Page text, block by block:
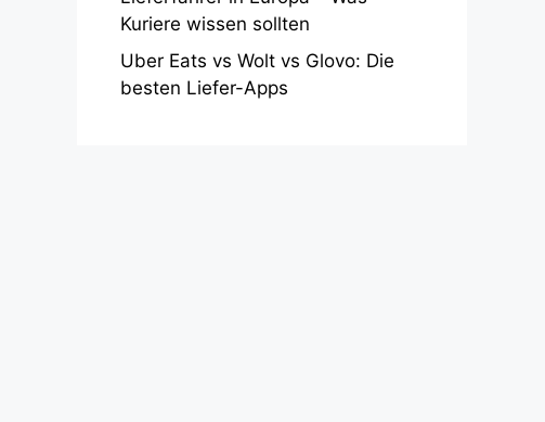
Kuriere wissen sollten
Uber Eats vs Wolt vs Glovo: Die
besten Liefer-Apps